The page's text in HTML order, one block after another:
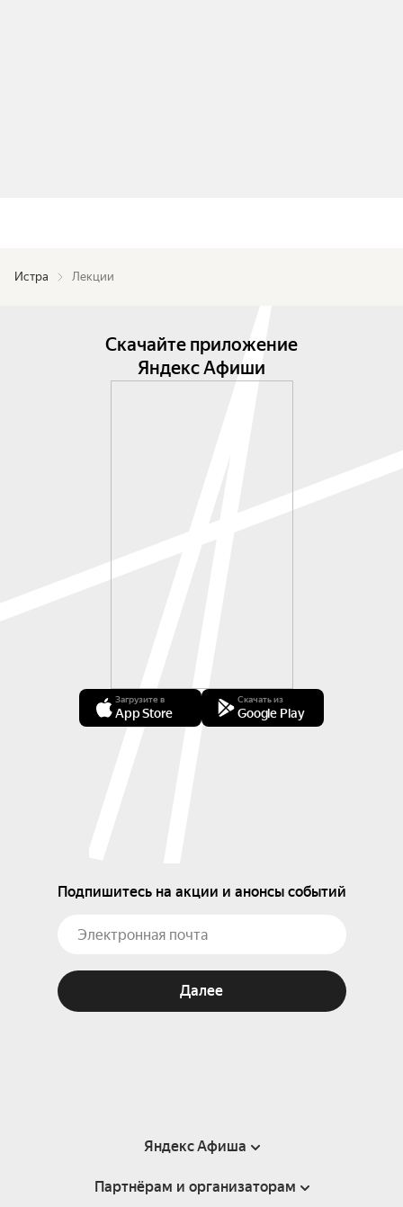
Истра Лекции
Скачайте приложение
Яндекс Афиши
Загрузите в
App Store
Скачать из
Google Play
Подпишитесь на акции и анонсы событий
Далее
Яндекс Афиша
Справка
Партнёрам и организаторам